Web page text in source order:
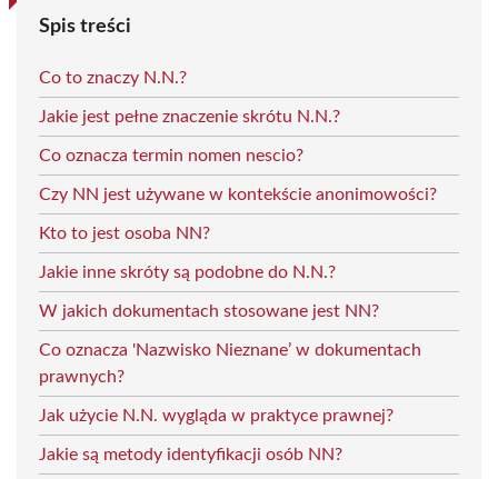
Spis treści
Co to znaczy N.N.?
Jakie jest pełne znaczenie skrótu N.N.?
Co oznacza termin nomen nescio?
Czy NN jest używane w kontekście anonimowości?
Kto to jest osoba NN?
Jakie inne skróty są podobne do N.N.?
W jakich dokumentach stosowane jest NN?
Co oznacza 'Nazwisko Nieznane’ w dokumentach
prawnych?
Jak użycie N.N. wygląda w praktyce prawnej?
Jakie są metody identyfikacji osób NN?